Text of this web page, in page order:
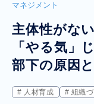
マネジメント
主体性がな
「やる気」
部下の原因
人材育成 組織づ